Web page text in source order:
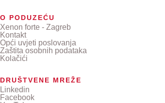
O PODUZEĆU
Xenon forte - Zagreb
Kontakt
Opći uvjeti poslovanja
Zaštita osobnih podataka
Kolačići
DRUŠTVENE MREŽE
Linkedin
Facebook